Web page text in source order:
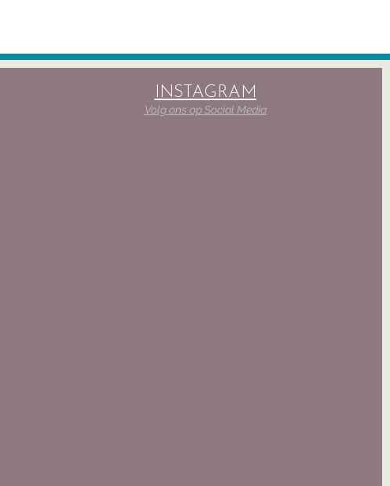
INSTAGRAM
Volg ons op Social Media